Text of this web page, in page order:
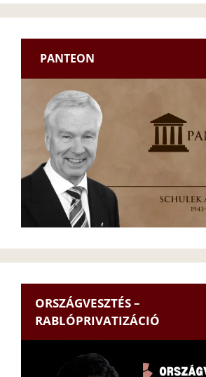
PANTEON
ORSZÁGVESZTÉS –
RABLÓPRIVATIZÁCIÓ